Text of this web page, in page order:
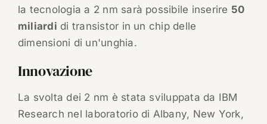
la tecnologia a 2 nm sarà possibile inserire 50
miliardi di transistor in un chip delle
dimensioni di un'unghia.
Innovazione
La svolta dei 2 nm è stata sviluppata da IBM
Research nel laboratorio di Albany, New York,